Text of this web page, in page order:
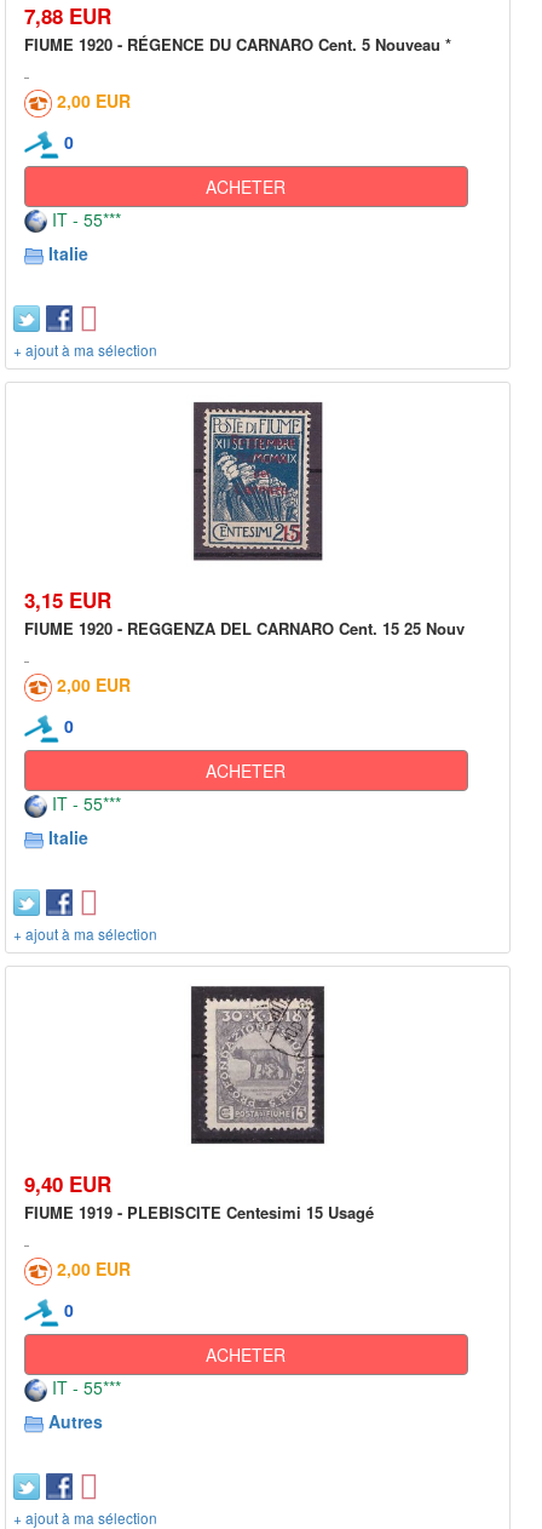
7,88 EUR
FIUME 1920 - RÉGENCE DU CARNARO Cent. 5 Nouveau *
2,00 EUR
0
ACHETER
IT - 55***
Italie
+ ajout à ma sélection
3,15 EUR
FIUME 1920 - REGGENZA DEL CARNARO Cent. 15 25 Nouv
2,00 EUR
0
ACHETER
IT - 55***
Italie
+ ajout à ma sélection
9,40 EUR
FIUME 1919 - PLEBISCITE Centesimi 15 Usagé
2,00 EUR
0
ACHETER
IT - 55***
Autres
+ ajout à ma sélection